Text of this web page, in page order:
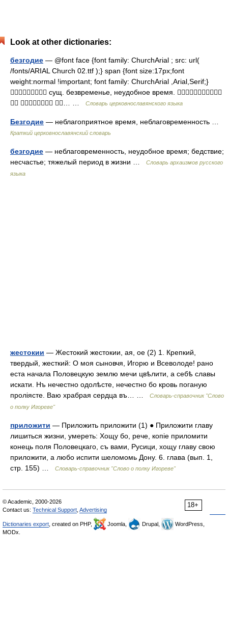
Look at other dictionaries:
безгодие — @font face {font family: ChurchArial ; src: url(
/fonts/ARIAL Church 02.ttf );} span {font size:17px;font
weight:normal !important; font family: ChurchArial ,Arial,Serif;}
 сущ. безвременье, неудобное время. 
  … …
Словарь церковнославянского языка
Безгодие — неблагоприятное время, неблаговременность …
Краткий церковнославянский словарь
безгодие — неблаговременность, неудобное время; бедствие;
несчастье; тяжелый период в жизни …
Cловарь архаизмов русского
языка
жестокии — Жестокий жестокии, ая, ое (2) 1. Крепкий,
твердый, жесткий: О моя сыновчя, Игорю и Всеволоде! рано
еста начала Половецкую землю мечи цвѣлити, а себѣ славы
искати. Нъ нечестно одолѣсте, нечестно бо кровь поганую
проліясте. Ваю храбрая сердца въ… …
Словарь-справочник "Слово
о полку Игореве"
приложити — Приложить приложити (1) ● Приложити главу
лишиться жизни, умереть: Хощу бо, рече, копіе приломити
конець поля Половецкаго, съ вами, Русици, хощу главу свою
приложити, а любо испити шеломомь Дону. 6. глава (вып. 1,
стр. 155) …
Словарь-справочник "Слово о полку Игореве"
18+
© Academic, 2000-2026
Contact us: Technical Support Advertising
Dictionaries export , created on PHP, Joomla, Drupal,
WordPress,
MODx.